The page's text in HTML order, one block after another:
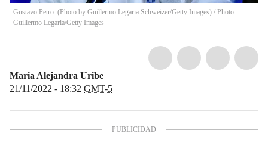
Gustavo Petro. (Photo by Guillermo Legaria Schweizer/Getty Images) / Photo
Guillermo Legaria/Getty Images
Maria Alejandra Uribe
21/11/2022 - 18:32 GMT-5